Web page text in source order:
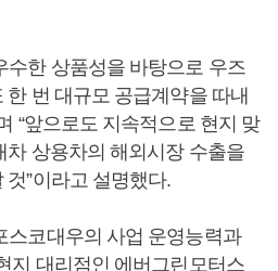
수한 상품성을 바탕으로 우즈
번 대규모 공급계약을 따내
“앞으로도 지속적으로 현지 맞
차 상용차의 해외시장 수출을
”이라고 설명했다.
스코대우의 사업 운영능력과
지 대리점인 에버그린모터스